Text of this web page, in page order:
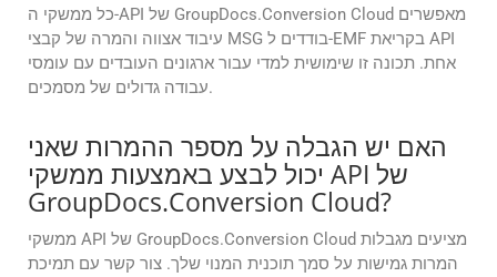
כל ממשקי ה-API של GroupDocs.Conversion Cloud מאפשרים
עיבוד אצווה והמרה של קבצי MSG בודדים ל-EMF בקריאת API
אחת. תכונה זו שימושית למדי עבור ארגונים העובדים עם עומסי
עבודה גדולים של מסמכים.
האם יש הגבלה על מספר ההמרות שאני
יכול לבצע באמצעות ממשקי API של
GroupDocs.Conversion Cloud?
ממשקי API של GroupDocs.Conversion Cloud מציעים מגבלות
המרות גמישות על סמך תוכנית המנוי שלך. צור קשר עם תמיכת